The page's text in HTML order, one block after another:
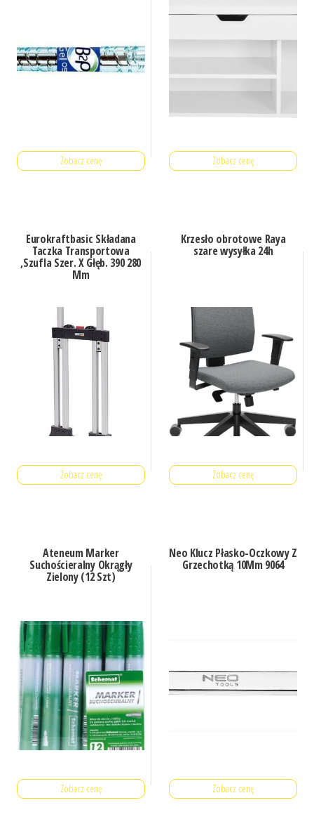
Zobacz cenę Zobacz cenę
Eurokraftbasic Składana
Taczka Transportowa
,Szufla Szer. X Głęb. 390 280
Mm
Zobacz cenę
Krzesło obrotowe Raya
szare wysyłka 24h
Zobacz cenę
Ateneum Marker
Suchościeralny Okrągły
Zielony (12 Szt)
Zobacz cenę
Neo Klucz Płasko-Oczkowy Z
Grzechotką 10Mm 9064
Zobacz cenę